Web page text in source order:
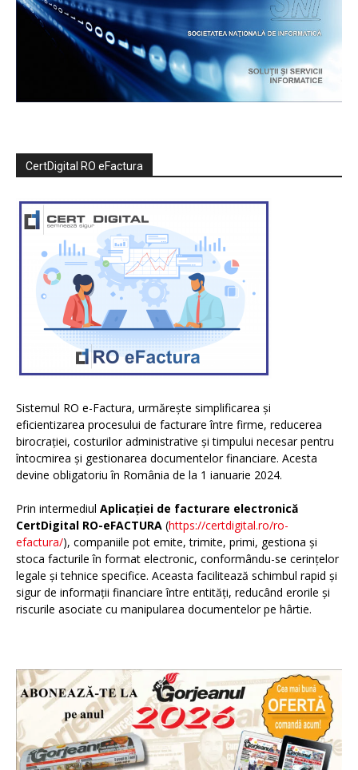
CertDigital RO eFactura
Sistemul RO e-Factura, urmărește simplificarea și
eficientizarea procesului de facturare între firme, reducerea
birocrației, costurilor administrative și timpului necesar pentru
întocmirea și gestionarea documentelor financiare. Acesta
devine obligatoriu în România de la 1 ianuarie 2024.
Prin intermediul Aplicației de facturare electronică
CertDigital RO-eFACTURA (https://certdigital.ro/ro-
efactura/), companiile pot emite, trimite, primi, gestiona și
stoca facturile în format electronic, conformându-se cerințelor
legale și tehnice specifice. Aceasta facilitează schimbul rapid și
sigur de informații financiare între entități, reducând erorile și
riscurile asociate cu manipularea documentelor pe hârtie.